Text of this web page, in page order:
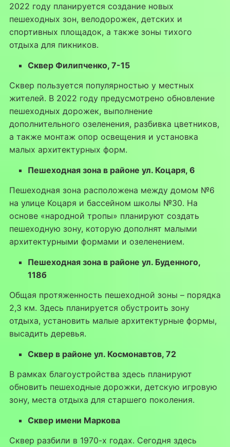
2022 году планируется создание новых
пешеходных зон, велодорожек, детских и
спортивных площадок, а также зоны тихого
отдыха для пикников.
Сквер Филипченко, 7-15
Сквер пользуется популярностью у местных
жителей. В 2022 году предусмотрено обновление
пешеходных дорожек, выполнение
дополнительного озеленения, разбивка цветников,
а также монтаж опор освещения и установка
малых архитектурных форм.
Пешеходная зона в районе ул. Коцаря, 6
Пешеходная зона расположена между домом №6
на улице Коцаря и бассейном школы №30. На
основе «народной тропы» планируют создать
пешеходную зону, которую дополнят малыми
архитектурными формами и озеленением.
Пешеходная зона в районе ул. Буденного,
118б
Общая протяженность пешеходной зоны – порядка
2,3 км. Здесь планируется обустроить зону
отдыха, установить малые архитектурные формы,
высадить деревья.
Сквер в районе ул. Космонавтов, 72
В рамках благоустройства здесь планируют
обновить пешеходные дорожки, детскую игровую
зону, места отдыха для старшего поколения.
Сквер имени Маркова
Сквер разбили в 1970-х годах. Сегодня здесь